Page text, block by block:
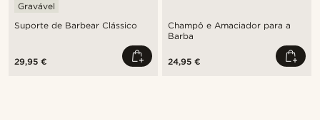
Suporte de Barbear Clássico
Gravável
29,95 €
Champô e Amaciador para a
Barba
24,95 €